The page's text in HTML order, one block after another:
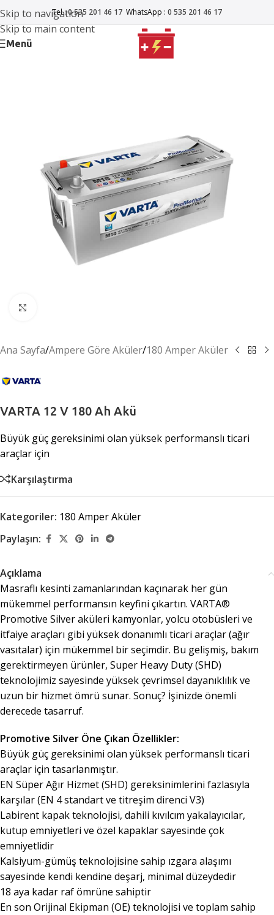
Skip to navigation
Skip to main content
Tel :0 535 201 46 17 WhatsApp : 0 535 201 46 17
Menü
Ana Sayfa/Ampere Göre Aküler/180 Amper Aküler
VARTA 12 V 180 Ah Akü
Büyük güç gereksinimi olan yüksek performanslı ticari
araçlar için
Karşılaştırma
Kategoriler: 180 Amper Aküler
Paylaşın:
Açıklama
Masraflı kesinti zamanlarından kaçınarak her gün
mükemmel performansın keyfini çıkartın. VARTA®
Promotive Silver aküleri kamyonlar, yolcu otobüsleri ve
itfaiye araçları gibi yüksek donanımlı ticari araçlar (ağır
vasıtalar) için mükemmel bir seçimdir. Bu gelişmiş, bakım
gerektirmeyen ürünler, Super Heavy Duty (SHD)
teknolojimiz sayesinde yüksek çevrimsel dayanıklılık ve
uzun bir hizmet ömrü sunar. Sonuç? İşinizde önemli
derecede tasarruf.
Promotive Silver Öne Çıkan Özellikler:
Büyük güç gereksinimi olan yüksek performanslı ticari
araçlar için tasarlanmıştır.
EN Süper Ağır Hizmet (SHD) gereksinimlerini fazlasıyla
karşılar (EN 4 standart ve titreşim direnci V3)
Labirent kapak teknolojisi, dahili kıvılcım yakalayıcılar,
kutup emniyetleri ve özel kapaklar sayesinde çok
emniyetlidir
Kalsiyum-gümüş teknolojisine sahip ızgara alaşımı
sayesinde kendi kendine deşarj, minimal düzeydedir
18 aya kadar raf ömrüne sahiptir
En son Orijinal Ekipman (OE) teknolojisi ve toplam sahip